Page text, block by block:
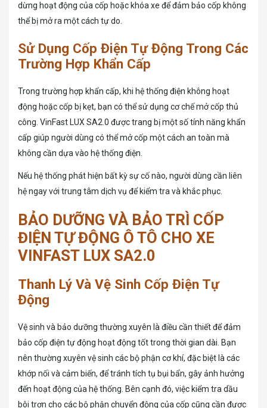
dừng hoạt động của cốp hoặc khóa xe để đảm bảo cốp không
thể bị mở ra một cách tự do.
Sử Dụng Cốp Điện Tự Động Trong Các
Trường Hợp Khẩn Cấp
Trong trường hợp khẩn cấp, khi hệ thống điện không hoạt
động hoặc cốp bị kẹt, bạn có thể sử dụng cơ chế mở cốp thủ
công. VinFast LUX SA2.0 được trang bị một số tính năng khẩn
cấp giúp người dùng có thể mở cốp một cách an toàn mà
không cần dựa vào hệ thống điện.
Nếu hệ thống phát hiện bất kỳ sự cố nào, người dùng cần liên
hệ ngay với trung tâm dịch vụ để kiểm tra và khắc phục.
BẢO DƯỠNG VÀ BẢO TRÌ CỐP
ĐIỆN TỰ ĐỘNG Ô TÔ CHO XE
VINFAST LUX SA2.0
Thanh Lý Và Vệ Sinh Cốp Điện Tự
Động
Vệ sinh và bảo dưỡng thường xuyên là điều cần thiết để đảm
bảo cốp điện tự động hoạt động tốt trong thời gian dài. Bạn
nên thường xuyên vệ sinh các bộ phận cơ khí, đặc biệt là các
khớp nối và cảm biến, để tránh tích tụ bụi bẩn, gây ảnh hưởng
đến hoạt động của hệ thống. Bên cạnh đó, việc kiểm tra dầu
bôi trơn cho các bộ phận chuyển động của cốp cũng cần được